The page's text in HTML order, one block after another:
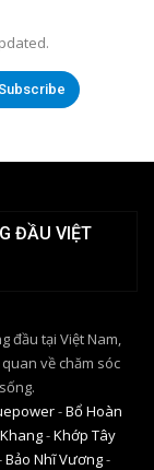
ĐẦU VIỆT
đầu tại Việt Nam,
về chăm sóc
-Bổ Hoàn
-Khớp Tây
Bảo Nhĩ Vương-